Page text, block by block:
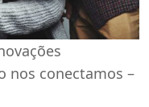
nos conectamos –